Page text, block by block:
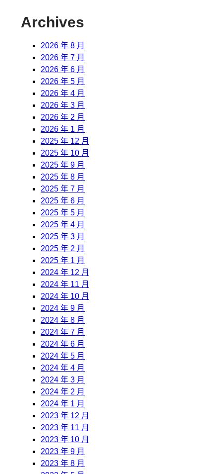
Archives
2026 年 8 月
2026 年 7 月
2026 年 6 月
2026 年 5 月
2026 年 4 月
2026 年 3 月
2026 年 2 月
2026 年 1 月
2025 年 12 月
2025 年 10 月
2025 年 9 月
2025 年 8 月
2025 年 7 月
2025 年 6 月
2025 年 5 月
2025 年 4 月
2025 年 3 月
2025 年 2 月
2025 年 1 月
2024 年 12 月
2024 年 11 月
2024 年 10 月
2024 年 9 月
2024 年 8 月
2024 年 7 月
2024 年 6 月
2024 年 5 月
2024 年 4 月
2024 年 3 月
2024 年 2 月
2024 年 1 月
2023 年 12 月
2023 年 11 月
2023 年 10 月
2023 年 9 月
2023 年 8 月